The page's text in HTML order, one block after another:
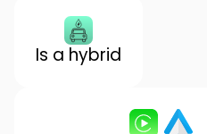
Is a hybrid